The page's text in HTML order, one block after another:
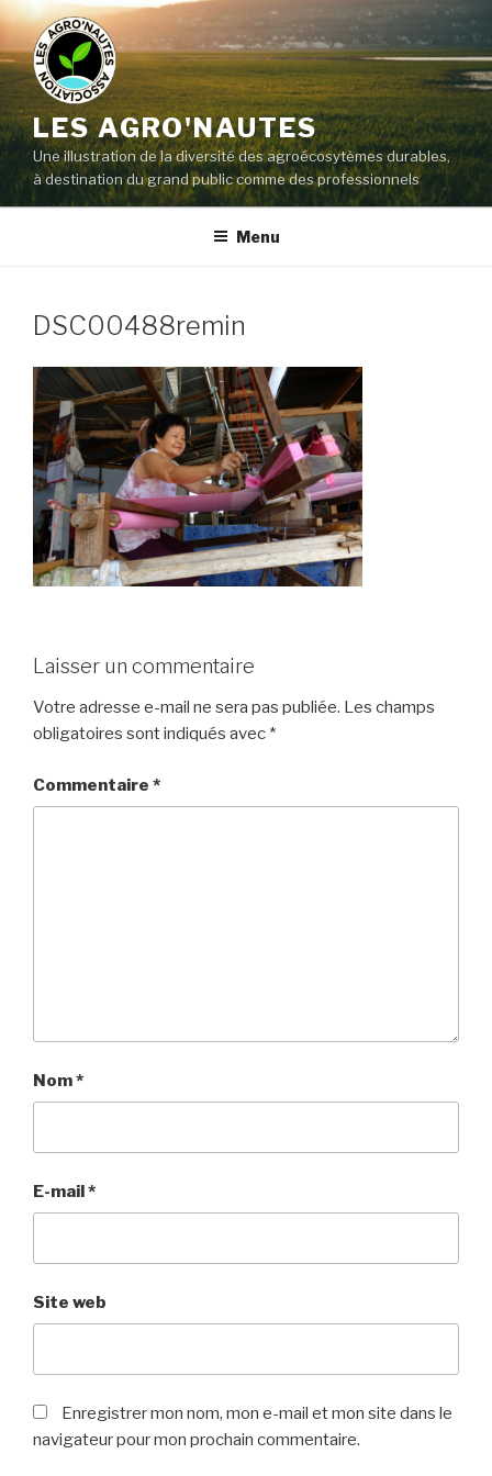
LES AGRO'NAUTES
Une illustration de la diversité des agroécosytèmes durables,
à destination du grand public comme des professionnels
Menu
DSC00488remin
Laisser un commentaire
Votre adresse e-mail ne sera pas publiée. Les champs
obligatoires sont indiqués avec *
Commentaire *
Nom*
E-mail*
Site web
Enregistrer mon nom, mon e-mail et mon site dans le
navigateur pour mon prochain commentaire.